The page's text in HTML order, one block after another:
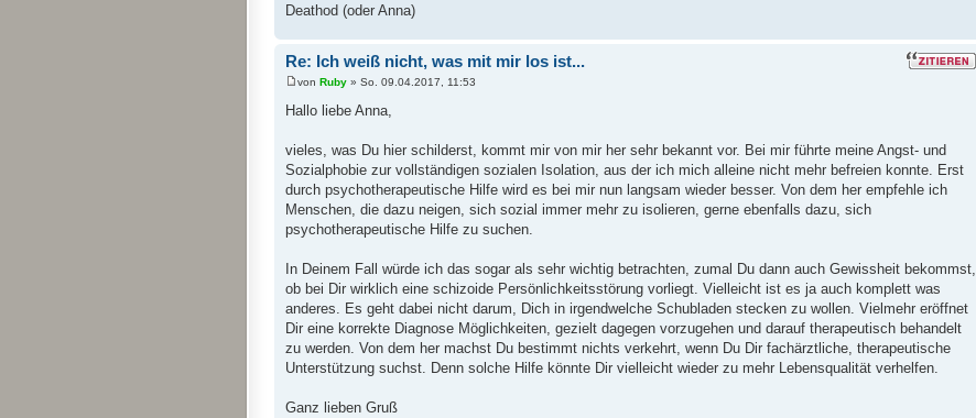
Deathod (oder Anna)
Re: Ich weiß nicht, was mit mir los ist...
von Ruby » So. 09.04.2017, 11:53
Hallo liebe Anna,
vieles, was Du hier schilderst, kommt mir von mir her sehr bekannt vor. Bei mir führte meine Angst- und
Sozialphobie zur vollständigen sozialen Isolation, aus der ich mich alleine nicht mehr befreien konnte. Erst
durch psychotherapeutische Hilfe wird es bei mir nun langsam wieder besser. Von dem her empfehle ich
Menschen, die dazu neigen, sich sozial immer mehr zu isolieren, gerne ebenfalls dazu, sich
psychotherapeutische Hilfe zu suchen.
In Deinem Fall würde ich das sogar als sehr wichtig betrachten, zumal Du dann auch Gewissheit bekommst,
ob bei Dir wirklich eine schizoide Persönlichkeitsstörung vorliegt. Vielleicht ist es ja auch komplett was
anderes. Es geht dabei nicht darum, Dich in irgendwelche Schubladen stecken zu wollen. Vielmehr eröffnet
Dir eine korrekte Diagnose Möglichkeiten, gezielt dagegen vorzugehen und darauf therapeutisch behandelt
zu werden. Von dem her machst Du bestimmt nichts verkehrt, wenn Du Dir fachärztliche, therapeutische
Unterstützung suchst. Denn solche Hilfe könnte Dir vielleicht wieder zu mehr Lebensqualität verhelfen.
Ganz lieben Gruß